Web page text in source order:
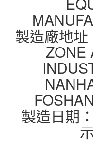
製造廠地
ZONE
製造日期